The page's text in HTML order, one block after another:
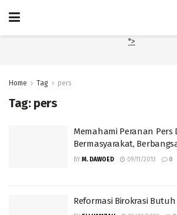
">
Home Tag pers
Tag: pers
Memahami Peranan
Bermasyarakat,
BY M. DAWOED 09/11/2013 0
Reformasi Birokrasi